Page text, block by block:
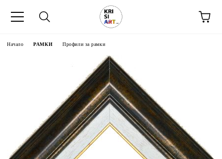
Начало РАМКИ Профили за рамки